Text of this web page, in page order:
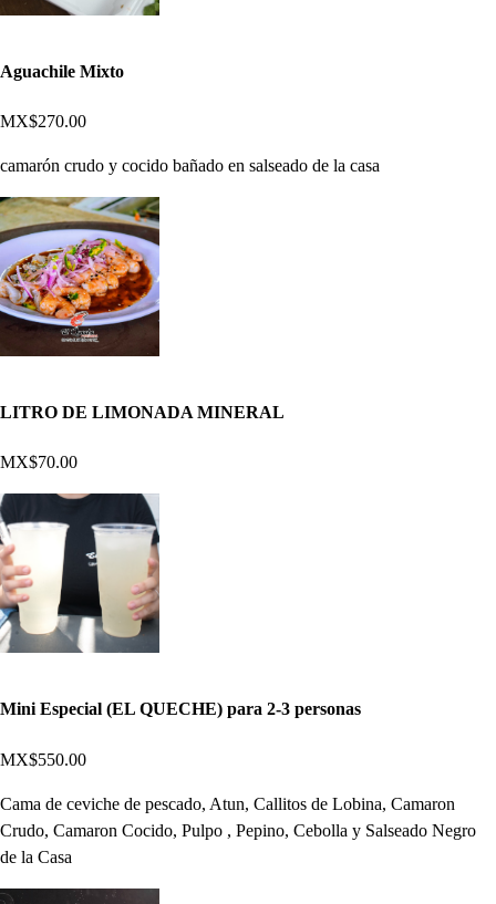
Aguachile Mixto
MX$270.00
camarón crudo y cocido bañado en salseado de la casa
LITRO DE LIMONADA MINERAL
MX$70.00
Mini Especial (EL QUECHE) para 2-3 personas
MX$550.00
Cama de ceviche de pescado, Atun, Callitos de Lobina, Camaron
Crudo, Camaron Cocido, Pulpo , Pepino, Cebolla y Salseado Negro
de la Casa